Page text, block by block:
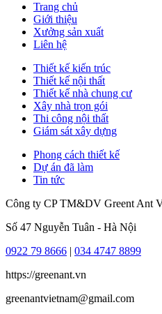
Trang chủ
Giới thiệu
Xưởng sản xuất
Liên hệ
Thiết kế kiến trúc
Thiết kế nội thất
Thiết kế nhà chung cư
Xây nhà trọn gói
Thi công nội thất
Giám sát xây dựng
Phong cách thiết kế
Dự án đã làm
Tin tức
Công ty CP TM&DV Greent Ant
Số 47 Nguyễn Tuân - Hà Nội
0922 79 8666 | 034 4747 8899
https://greenant.vn
greenantvietnam@gmail.com